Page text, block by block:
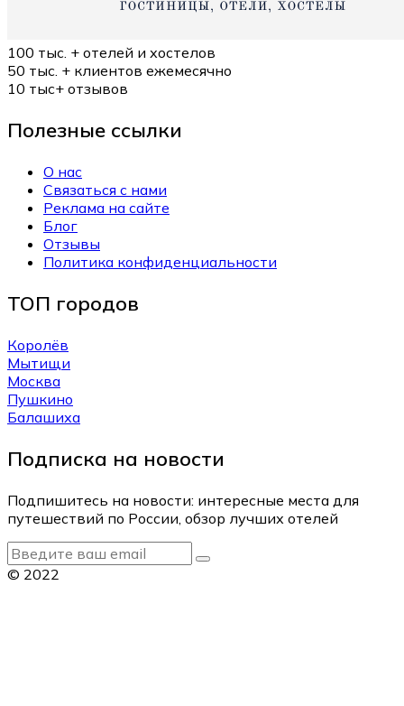
100 тыс. + отелей и хостелов
50 тыс. + клиентов ежемесячно
10 тыс+ отзывов
Полезные ссылки
О нас
Связаться с нами
Реклама на сайте
Блог
Отзывы
Политика конфиденциальности
ТОП городов
Королёв
Мытищи
Москва
Пушкино
Балашиха
Подписка на новости
Подпишитесь на новости: интересные места для
путешествий по России, обзор лучших отелей
© 2022